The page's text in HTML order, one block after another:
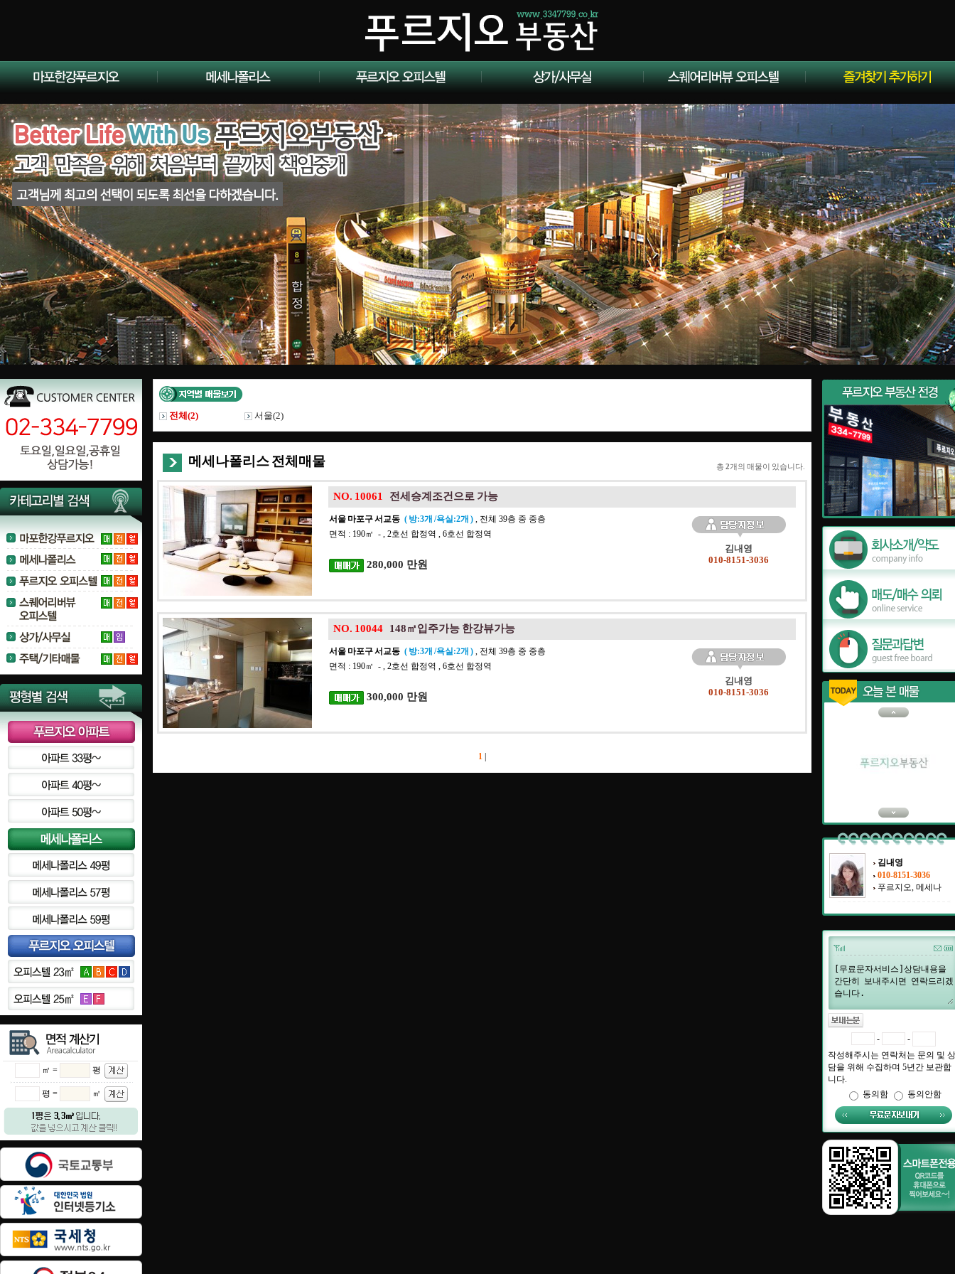
㎡ = 평
평 = ㎡
전체(2) 서울(2)
메세나폴리스 전체매물 총 2개의 매물이 있습니다.
NO. 10061 전세승계조건으로 가능
서울 마포구 서교동 ( 방:3개 /욕실:2개 ) , 전체 39층 중 중층
면적 : 190㎡ - , 2호선 합정역 , 6호선 합정역
김내영
010-8151-3036
280,000 만원
NO. 10044 148㎡입주가능 한강뷰가능
서울 마포구 서교동 ( 방:3개 /욕실:2개 ) , 전체 39층 중 중층
면적 : 190㎡ - , 2호선 합정역 , 6호선 합정역
김내영
010-8151-3036
300,000 만원
1
김내영
010-8151-3036
푸르지오, 메세나
-
-
작성해주시는 연락처는 문의 및 상
담을 위해 수집하며 5년간 보관합
니다.
동의함
동의안함